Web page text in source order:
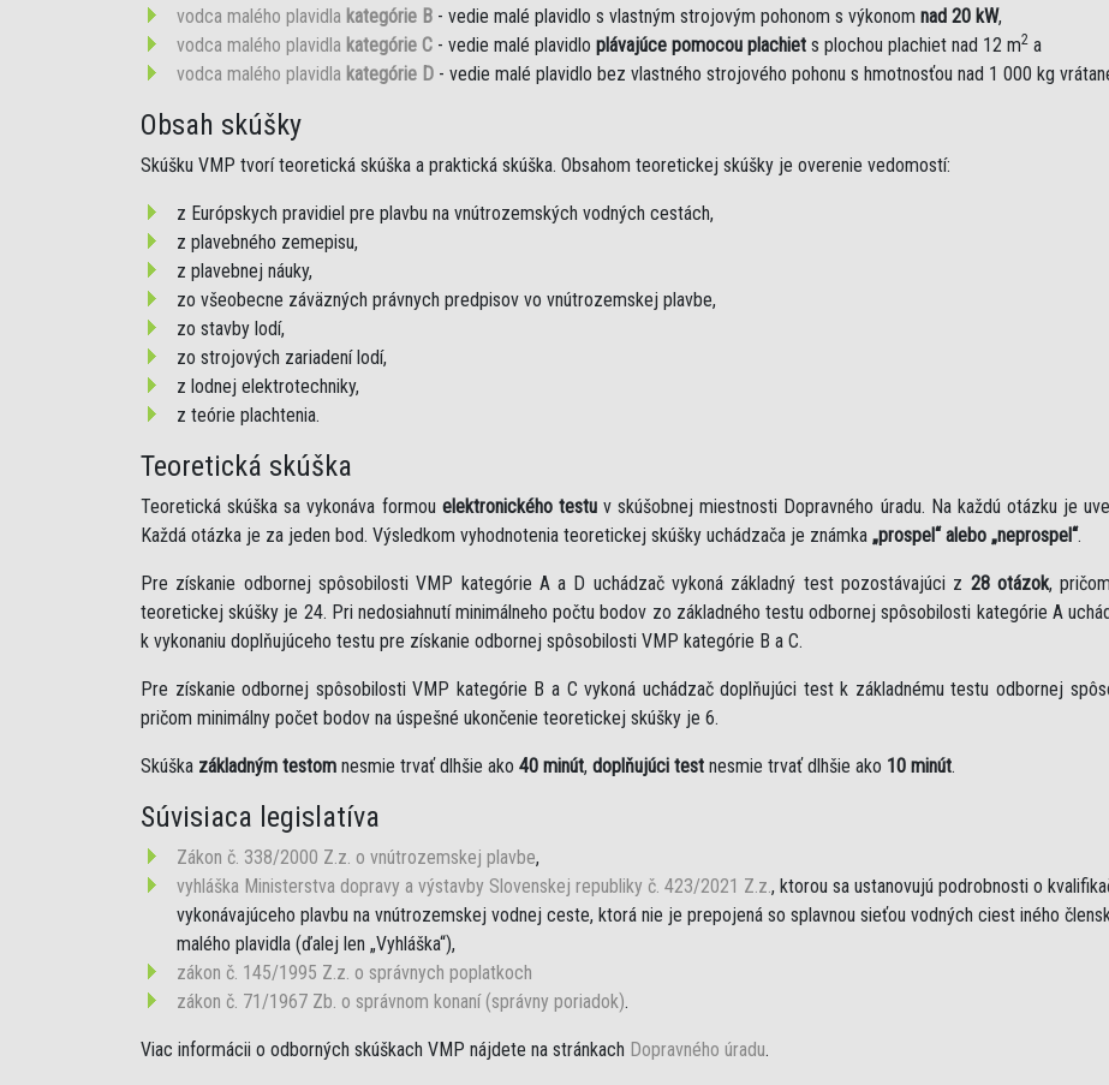
vodca malého plavidla kategórie B - vedie malé plavidlo s vlastným strojovým pohonom s výkonom nad 20 kW,
vodca malého plavidla kategórie C - vedie malé plavidlo plávajúce pomocou plachiet s plochou plachiet nad 12 m2 a
vodca malého plavidla kategórie D - vedie malé plavidlo bez vlastného strojového pohonu s hmotnosťou nad 1 000 kg
Obsah skúšky
Skúšku VMP tvorí teoretická skúška a praktická skúška. Obsahom teoretickej skúšky je overenie vedomostí:
z Európskych pravidiel pre plavbu na vnútrozemských vodných cestách,
z plavebného zemepisu,
z plavebnej náuky,
zo všeobecne záväzných právnych predpisov vo vnútrozemskej plavbe,
zo stavby lodí,
zo strojových zariadení lodí,
z lodnej elektrotechniky,
z teórie plachtenia.
Teoretická skúška
Teoretická skúška sa vykonáva formou elektronického testuv skúšobnej miestnosti Dopravného úradu. Na každú otázku je
Každá otázka je za jeden bod. Výsledkom vyhodnotenia teoretickej skúšky uchádzača je známka „prospel“ alebo „neprospel“.
Pre získanie odbornej spôsobilosti VMP kategórie A a D uchádzač vykoná základný test pozostávajúci z 28 otázok,
teoretickej skúšky je 24. Pri nedosiahnutí minimálneho počtu bodov zo základného testu odbornej spôsobilosti kategórie A
k vykonaniu doplňujúceho testu pre získanie odbornej spôsobilosti VMP kategórie B a C.
Pre získanie odbornej spôsobilosti VMP kategórie B a C vykoná uchádzač doplňujúci test k základnému testu odbornej
pričom minimálny počet bodov na úspešné ukončenie teoretickej skúšky je 6.
Skúška základným testom nesmie trvať dlhšie ako 40 minút, doplňujúci test nesmie trvať dlhšie ako 10 minút.
Súvisiaca legislatíva
Zákon č. 338/2000 Z.z. o vnútrozemskej plavbe,
vyhláška Ministerstva dopravy a výstavby Slovenskej republiky č. 423/2021 Z.z., ktorou sa ustanovujú podrobnosti o
vykonávajúceho plavbu na vnútrozemskej vodnej ceste, ktorá nie je prepojená so splavnou sieťou vodných ciest iného
malého plavidla (ďalej len „Vyhláška“),
zákon č. 145/1995 Z.z. o správnych poplatkoch
zákon č. 71/1967 Zb. o správnom konaní (správny poriadok).
Viac informácii o odborných skúškach VMP nájdete na stránkach Dopravného úradu.